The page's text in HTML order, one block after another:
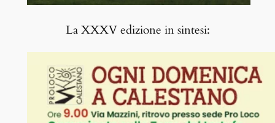
La XXXV edizione in sintesi: